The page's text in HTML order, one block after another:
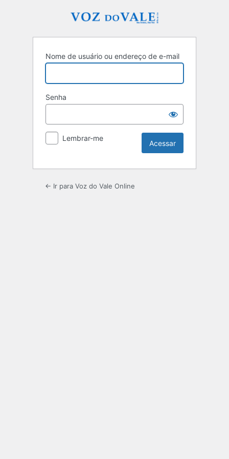
Nome de usuário ou endereço de e-mail
Senha
Lembrar-me
← Ir para Voz do Vale Online